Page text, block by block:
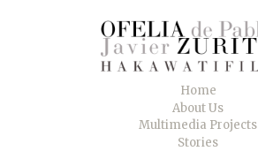
Home
About Us
Multimedia Projects
Stories